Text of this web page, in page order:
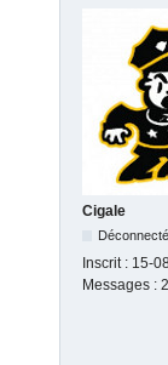
Cigale
Déconnecté
Inscrit : 15-
Messages :